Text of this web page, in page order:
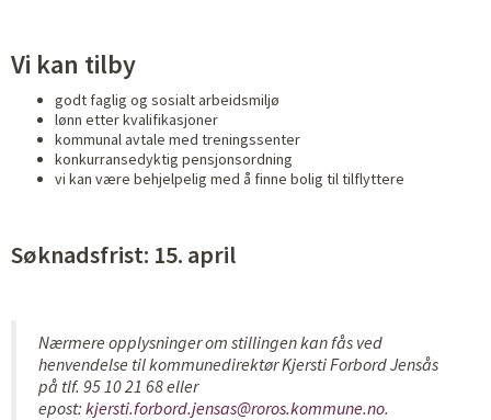
Vi kan tilby
godt faglig og sosialt arbeidsmiljø
lønn etter kvalifikasjoner
kommunal avtale med treningssenter
konkurransedyktig pensjonsordning
vi kan være behjelpelig med å finne bolig til tilflyttere
Søknadsfrist: 15. april
Nærmere opplysninger om stillingen kan fås ved
henvendelse til kommunedirektør Kjersti Forbord Jensås
på tlf. 95 10 21 68 eller
epost: kjersti.forbord.jensas@roros.kommune.no.